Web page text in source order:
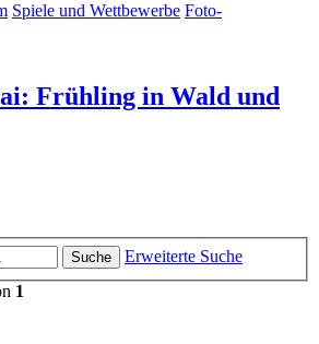
Spiele und Wettbewerbe Foto-
Frühling in Wald und
Suche
Erweiterte Suche
1